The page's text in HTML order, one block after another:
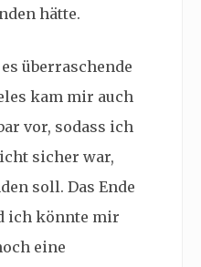
hätte.
überraschende
kam mir auch
vor, sodass ich
sicher war,
soll. Das Ende
ich könnte mir
eine